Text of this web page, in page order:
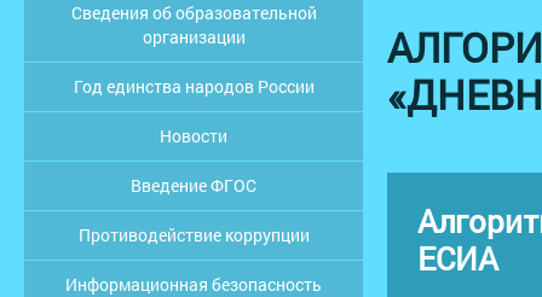
Сведения об образовательной
организации
Год единства народов России
Новости
Введение ФГОС
Противодействие коррупции
Информационная безопасность
ЕСИА